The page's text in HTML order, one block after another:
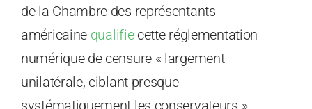
de la Chambre des représentants
américaine qualifiecette réglementation
numérique de censure « largement
unilatérale, ciblant presque
systématiquement les conservateurs ».